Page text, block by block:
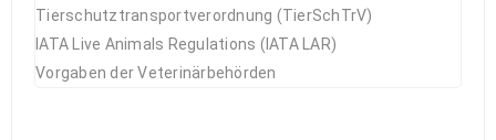
Tierschutztransportverordnung (TierSchTrV)
IATA Live Animals Regulations (IATA LAR)
Vorgaben der Veterinärbehörden